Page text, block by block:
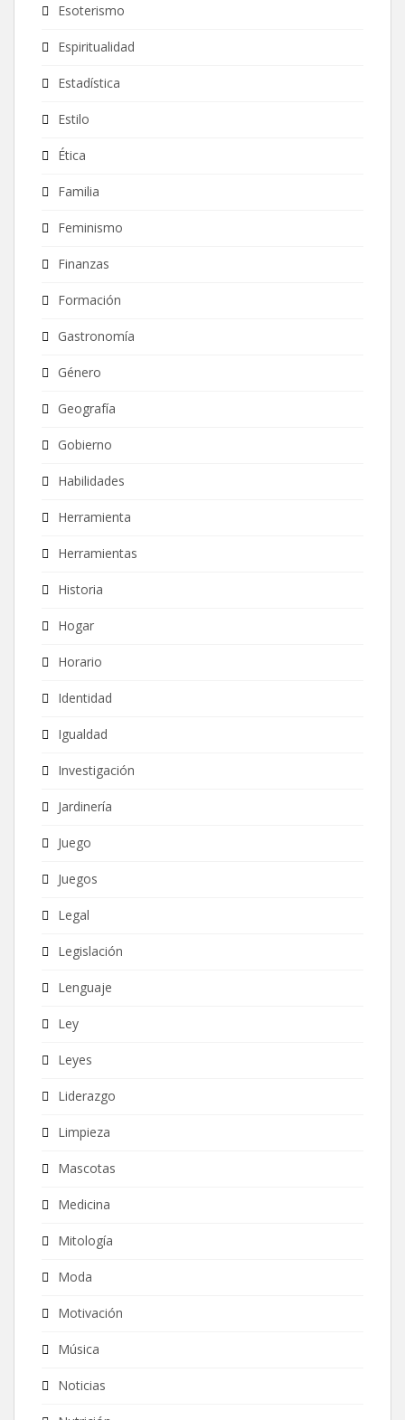
Esoterismo
Espiritualidad
Estadística
Estilo
Ética
Familia
Feminismo
Finanzas
Formación
Gastronomía
Género
Geografía
Gobierno
Habilidades
Herramienta
Herramientas
Historia
Hogar
Horario
Identidad
Igualdad
Investigación
Jardinería
Juego
Juegos
Legal
Legislación
Lenguaje
Ley
Leyes
Liderazgo
Limpieza
Mascotas
Medicina
Mitología
Moda
Motivación
Música
Noticias